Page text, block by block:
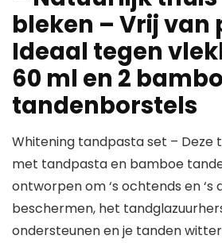
bleken – Vrij van
Ideaal tegen
60 ml en 2
tandenborstels
Whitening tandpasta set – Deze
met tandpasta en bamboe
ontworpen om ‘s ochtends en ‘s
beschermen, het
ondersteunen en je tanden